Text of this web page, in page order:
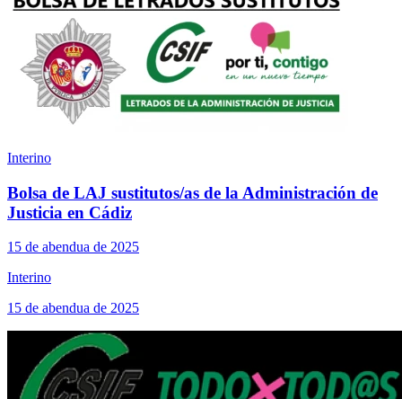
Interino
Bolsa de LAJ sustitutos/as de la Administración de
Justicia en Cádiz
15 de abendua de 2025
Interino
15 de abendua de 2025